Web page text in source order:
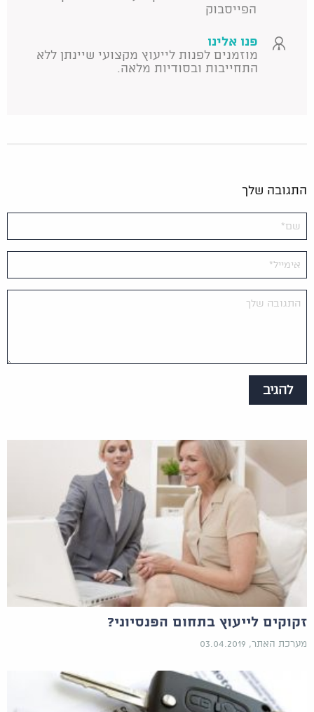
הפייסבוק
פנו אלינו
מוזמנים לפנות לייעוץ מקצועי שיינתן ללא
התחייבות ובסודיות מלאה.
התגובה שלך
זקוקים לייעוץ בתחום הפנסיוני?
מערכת האתר, 03.04.2019